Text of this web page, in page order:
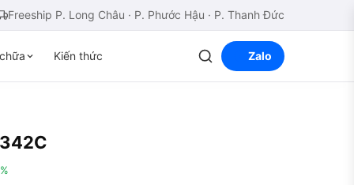
Freeship P. Long Châu · P. Phước Hậu · P. Thanh Đức
Kiến thức Zalo